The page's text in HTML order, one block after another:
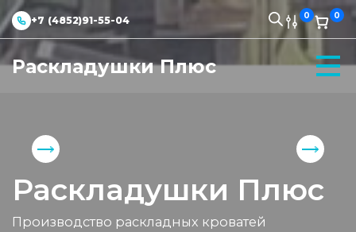
+7 (4852)91-55-04 0 0
Раскладушки Плюс
Раскладушки Плюс
Производство раскладных кроватей